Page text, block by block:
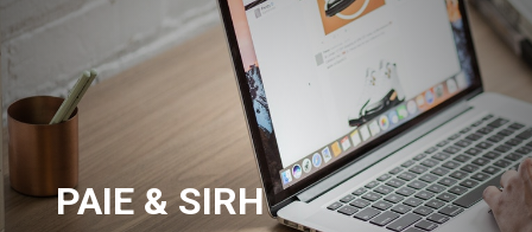
PAIE & SIRH